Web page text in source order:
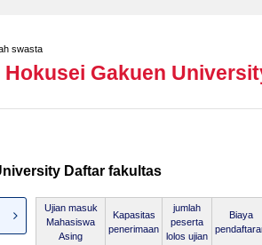
swasta
Hokusei Gakuen
Daftar fakultas
Ujian masuk
Mahasiswa
Asing
Kapasitas
penerimaan
jumlah
peserta
lolos ujian
Biaya